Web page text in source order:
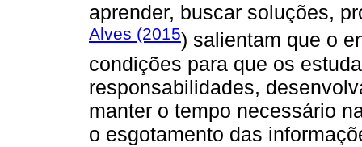
aprender, buscar soluções,
Alves (2015) salientam que o
condições para que os
responsabilidades,
manter o tempo necessário
o esgotamento das